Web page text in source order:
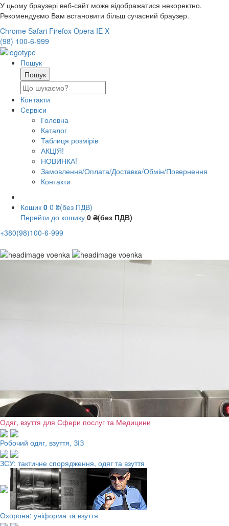
У цьому браузері веб-сайт може відображатися некоректно.
Рекомендуємо Вам встановити більш сучасний браузер.
Chrome Safari Firefox Opera IE X
(98) 100-6-999
Пошук
Контакти
Сервіси
Головна
Каталог
Таблиця розмірів
АКЦІЯ!
НОВИНКА!
Замовлення/Оплата/Доставка/Обмін/Повернення
Контакти
Кошик 0 0 ₴(без ПДВ)
Перейти до кошику 0 ₴(без ПДВ)
+380(98)100-6-999
Одяг, взуття для Сфери послуг та Медицини
Робочий одяг, взуття, ЗІЗ
ЗСУ: тактичне спорядження, одяг та взуття
Охорона: уніформа та взуття